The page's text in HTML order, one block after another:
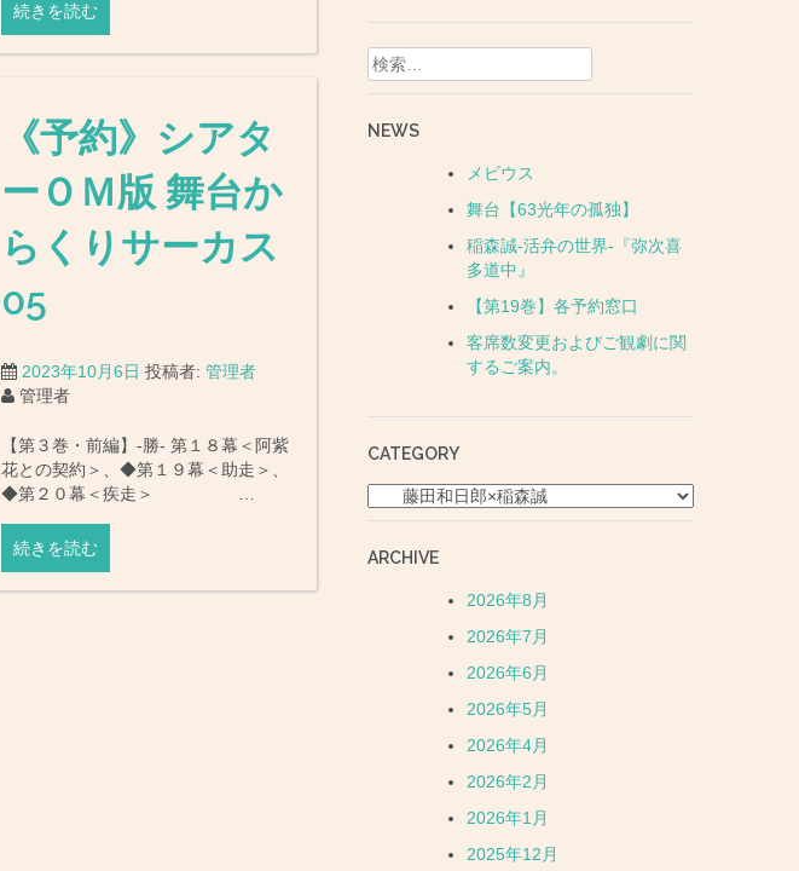
続きを読む
《予約》シアタ
ーＯＭ版 舞台か
らくりサーカス
05
2023年10月6日 投稿者: 管理者
管理者
【第３巻・前編】-勝- 第１８幕＜阿紫
花との契約＞、◆第１９幕＜助走＞、
◆第２０幕＜疾走＞ …
続きを読む
検
索:
NEWS
メビウス
舞台【63光年の孤独】
稲森誠-活弁の世界-『弥次喜
多道中』
【第19巻】各予約窓口
客席数変更およびご観劇に関
するご案内。
CATEGORY
CATEGORY
ARCHIVE
2026年8月
2026年7月
2026年6月
2026年5月
2026年4月
2026年2月
2026年1月
2025年12月